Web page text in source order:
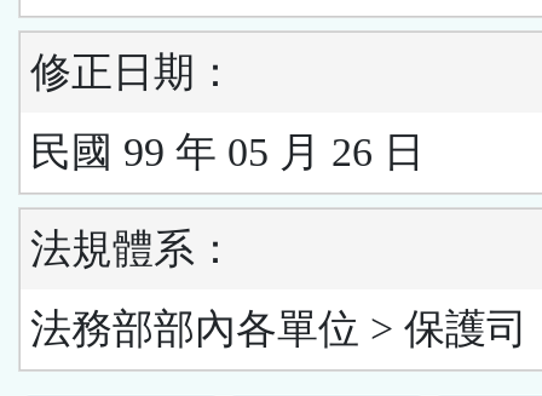
修正日期：
民國 99 年 05 月 26 日
法規體系：
法務部部內各單位 > 保護司